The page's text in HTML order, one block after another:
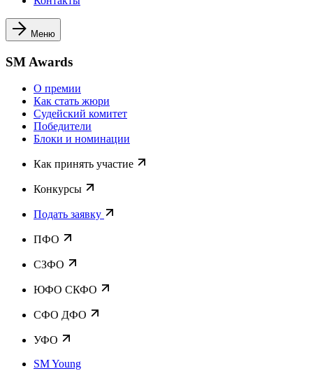
Меню
SM Awards
О премии
Как стать жюри
Судейский комитет
Победители
Блоки и номинации
Как принять участие
Конкурсы
Подать заявку
ПФО
СЗФО
ЮФО СКФО
CФО ДФО
УФО
SM Young